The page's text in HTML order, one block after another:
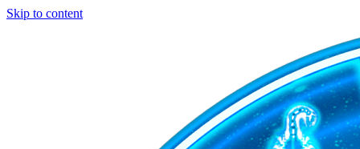
Skip to content